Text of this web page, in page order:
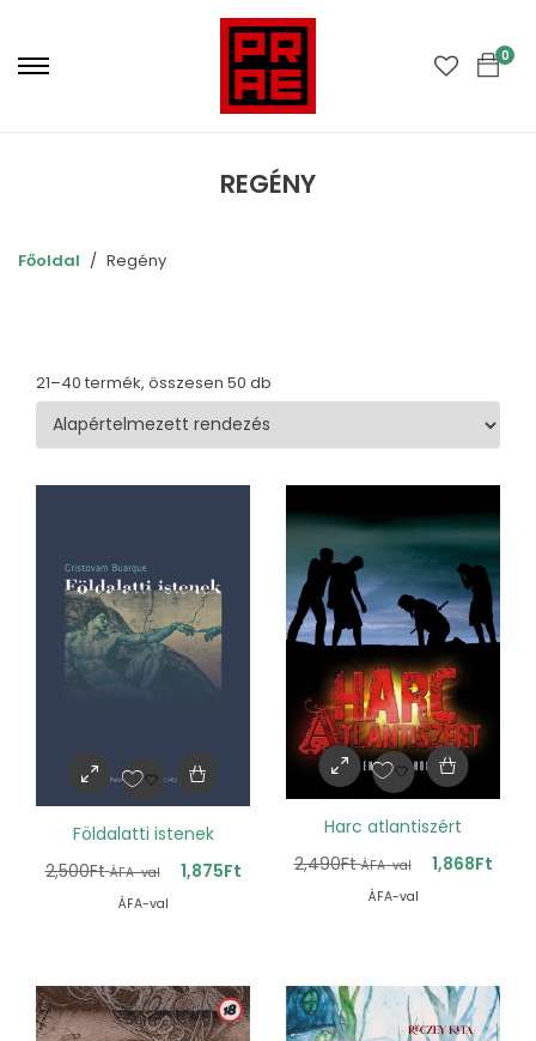
0
REGÉNY
Főoldal Regény
21–40 termék, összesen 50 db
Földalatti istenek
2,500Ft ÁFA-val 1,875Ft
ÁFA-val
Harc atlantiszért
2,490Ft ÁFA-val 1,868Ft
ÁFA-val